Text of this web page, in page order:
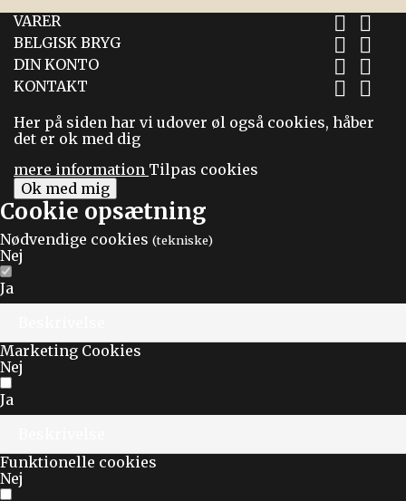
VARER
 
BELGISK BRYG  
DIN KONTO  
KONTAKT  
Her på siden har vi udover øl også cookies, håber
det er ok med dig
mere information Tilpas cookies
Ok med mig
Cookie opsætning
Nødvendige cookies (tekniske)
Nej
Ja
Marketing Cookies
Nej
Ja
Funktionelle cookies
Nej